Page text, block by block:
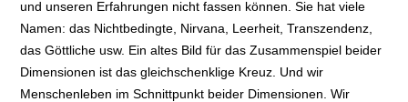
und unseren Erfahrungen nicht fassen können. Sie hat viele
Namen: das Nichtbedingte, Nirvana, Leerheit, Transzendenz,
das Göttliche usw. Ein altes Bild für das Zusammenspiel beider
Dimensionen ist das gleichschenklige Kreuz. Und wir
Menschenleben im Schnittpunkt beider Dimensionen. Wir